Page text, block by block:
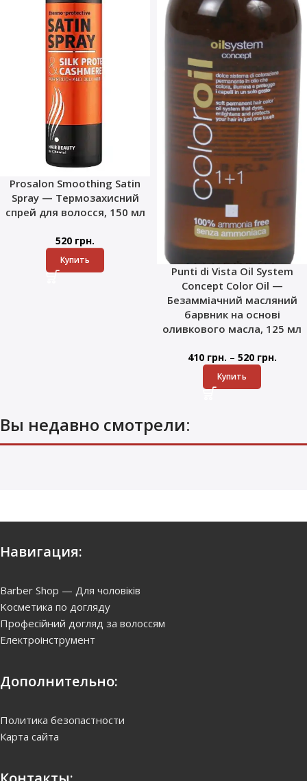
Prosalon Smoothing Satin
Spray — Термозахисний
спрей для волосся, 150 мл
520 грн.
Купить
Punti di Vista Oil System
Concept Color Oil —
Безамміачний масляний
барвник на основі
оливкового масла, 125 мл
410 грн. – 520 грн.
Купить
Вы недавно смотрели:
волос 6*10 мл
0грн.
Купить
Навигация: